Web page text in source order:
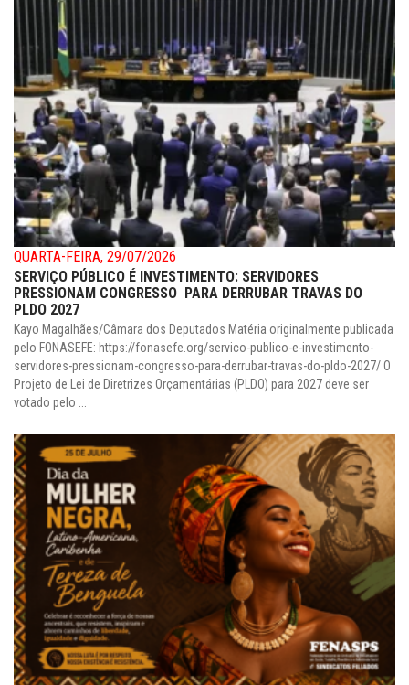
QUARTA-FEIRA, 29/07/2026
SERVIÇO PÚBLICO É INVESTIMENTO: SERVIDORES
PRESSIONAM CONGRESSO PARA DERRUBAR TRAVAS DO
PLDO 2027
Kayo Magalhães/Câmara dos Deputados Matéria originalmente publicada
pelo FONASEFE: https://fonasefe.org/servico-publico-e-investimento-
servidores-pressionam-congresso-para-derrubar-travas-do-pldo-2027/ O
Projeto de Lei de Diretrizes Orçamentárias (PLDO) para 2027 deve ser
votado pelo ...